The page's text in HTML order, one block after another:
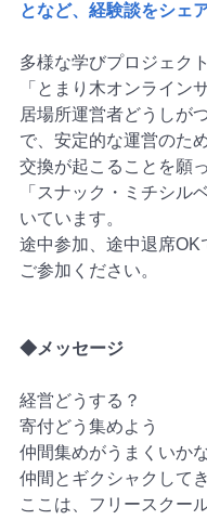
となど、経験談をシェ
多様な学びプロジェク
「とまり木オンライン
居場所運営者どうしが
で、安定的な運営のた
交換が起こることを願
「スナック・ミチシル
いています。
途中参加、途中退席OK
ご参加ください。
◆メッセージ
経営どうする？
寄付どう集めよう
仲間集めがうまくいか
仲間とギクシャクして
ここは、フリースクー